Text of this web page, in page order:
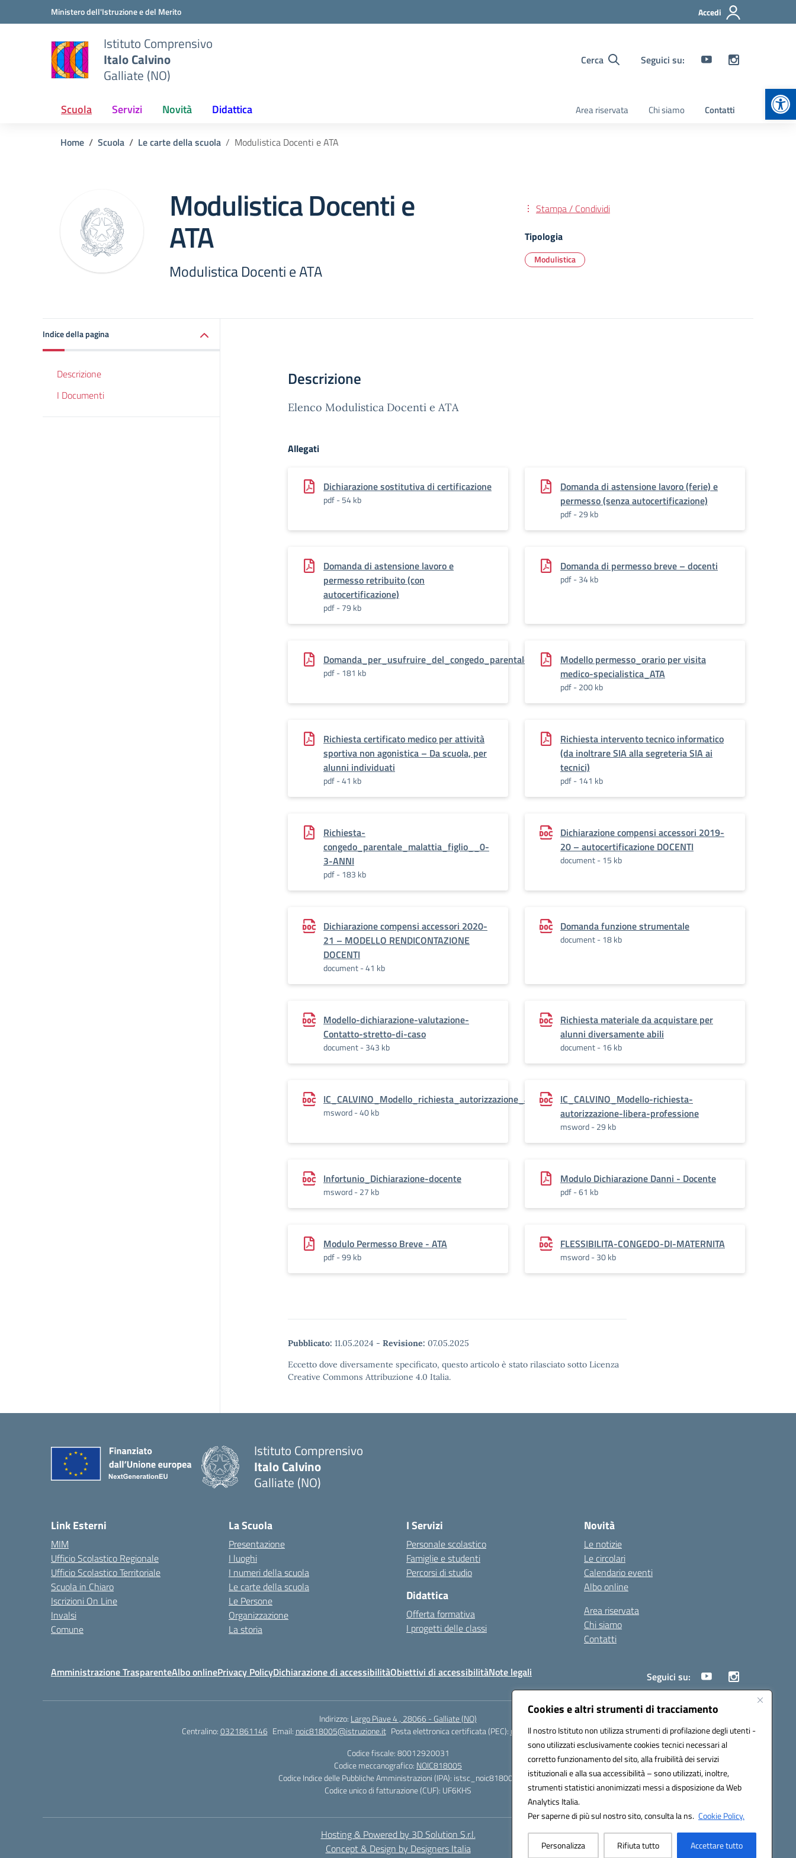
Cookies e altri strumenti di tracciamento
Il nostro Istituto non utilizza strumenti di profilazione degli utenti -
sono utilizzati esclusivamente cookies tecnici necessari al
corretto funzionamento del sito, alla fruibilità dei servizi
istituzionali e alla sua accessibilità – sono utilizzati, inoltre,
strumenti statistici anonimizzati messi a disposizione da Web
Analytics Italia.
Per saperne di più sul nostro sito, consulta la ns. Cookie Policy.
Personalizza Rifiuta tutto Accettare tutto
Vai ai contenuti
Vai al menu di navigazioneMinistero dell'Istruzione e del Merito Accedi
Istituto Comprensivo
Italo Calvino
Galliate (NO)
Cerca Seguici su:
Scuola Servizi Novità Didattica Area riservata Chi siamo Contatti
Home Scuola Le carte della scuola Modulistica Docenti e ATA
Modulistica Docenti e
ATA
Modulistica Docenti e ATA
Stampa / Condividi
Tipologia
Modulistica
Indice della pagina
Descrizione
I Documenti
Descrizione
Elenco Modulistica Docenti e ATA
Allegati
Dichiarazione sostitutiva di certificazione
pdf - 54 kb
Domanda di astensione lavoro (ferie) e
permesso (senza autocertificazione)
pdf - 29 kb
Domanda di astensione lavoro e
permesso retribuito (con
autocertificazione)
pdf - 79 kb
Domanda di permesso breve – docenti
pdf - 34 kb
Domanda_per_usufruire_del_congedo_parentale_da_parte_dei_genitori
pdf - 181 kb
Modello permesso_orario per visita
medico-specialistica_ATA
pdf - 200 kb
Richiesta certificato medico per attività
sportiva non agonistica – Da scuola, per
alunni individuati
pdf - 41 kb
Richiesta intervento tecnico informatico
(da inoltrare SIA alla segreteria SIA ai
tecnici)
pdf - 141 kb
Richiesta-
congedo_parentale_malattia_figlio__0-
3-ANNI
pdf - 183 kb
Dichiarazione compensi accessori 2019-
20 – autocertificazione DOCENTI
document - 15 kb
Dichiarazione compensi accessori 2020-
21 – MODELLO RENDICONTAZIONE
DOCENTI
document - 41 kb
Domanda funzione strumentale
document - 18 kb
Modello-dichiarazione-valutazione-
Contatto-stretto-di-caso
document - 343 kb
Richiesta materiale da acquistare per
alunni diversamente abili
document - 16 kb
IC_CALVINO_Modello_richiesta_autorizzazione_altra_professione_NO_LIBERA
msword - 40 kb
IC_CALVINO_Modello-richiesta-
autorizzazione-libera-professione
msword - 29 kb
Infortunio_Dichiarazione-docente
msword - 27 kb
Modulo Dichiarazione Danni - Docente
pdf - 61 kb
Modulo Permesso Breve - ATA
pdf - 99 kb
FLESSIBILITA-CONGEDO-DI-MATERNITA
msword - 30 kb
Pubblicato: 11.05.2024 - Revisione: 07.05.2025
Eccetto dove diversamente specificato, questo articolo è stato rilasciato sotto Licenza
Creative Commons Attribuzione 4.0 Italia.
Istituto Comprensivo
Italo Calvino
Galliate (NO)
Link Esterni
MIM
Ufficio Scolastico Regionale
Ufficio Scolastico Territoriale
Scuola in Chiaro
Iscrizioni On Line
Invalsi
Comune
La Scuola
Presentazione
I luoghi
I numeri della scuola
Le carte della scuola
Le Persone
Organizzazione
La storia
I Servizi
Personale scolastico
Famiglie e studenti
Percorsi di studio
Didattica
Offerta formativa
I progetti delle classi
Novità
Le notizie
Le circolari
Calendario eventi
Albo online
Area riservata
Chi siamo
Contatti
Amministrazione TrasparenteAlbo onlinePrivacy PolicyDichiarazione di accessibilitàObiettivi di accessibilitàNote legali Seguici su:
Indirizzo: Largo Piave 4 , 28066 - Galliate (NO)
Centralino:0321861146 Email: noic818005@istruzione.it Posta elettronica certificata (PEC): noic818005@pec.istruzione.it
Codice fiscale: 80012920031
Codice meccanografico: NOIC818005
Codice Indice delle Pubbliche Amministrazioni (IPA): istsc_noic818005
Codice unico di fatturazione (CUF): UF6KHS
Hosting & Powered by 3D Solution S.r.l.
Concept & Design by Designers Italia